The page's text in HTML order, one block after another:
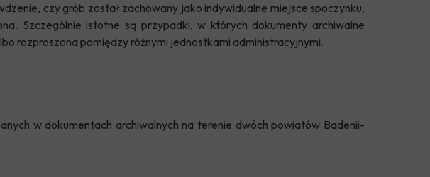
czy grób został zachowany jako indywidualne miejsce spoczynku,
Szczególnie istotne są przypadki, w których dokumenty archiwalne
rozproszona pomiędzy różnymi jednostkami administracyjnymi.
w dokumentach archiwalnych na terenie dwóch powiatów Badenii-